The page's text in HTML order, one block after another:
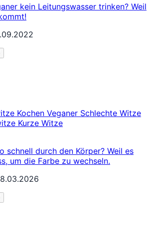
kein Leitungswasser trinken? Weil
Kochen Veganer Schlechte Witze
Kurze Witze
schnell durch den Körper? Weil es
um die Farbe zu wechseln.